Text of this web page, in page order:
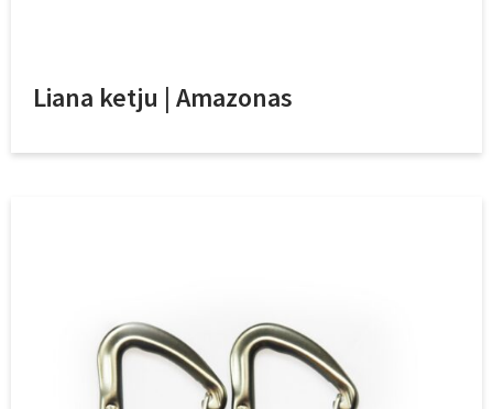
Liana ketju | Amazonas